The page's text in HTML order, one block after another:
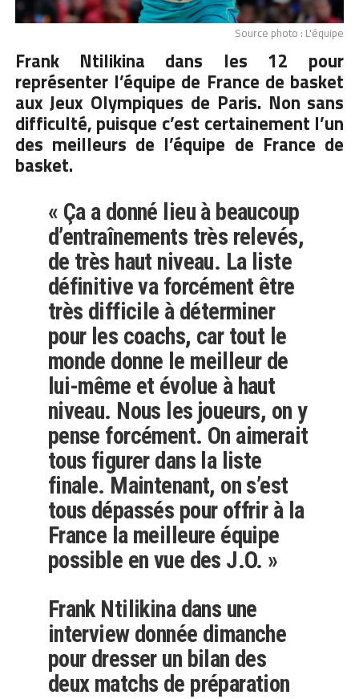
Source photo : L'équipe
Frank Ntilikina dans les 12 pour
représenter l’équipe de France de basket
aux Jeux Olympiques de Paris. Non sans
difficulté, puisque c’est certainement l’un
des meilleurs de l’équipe de France de
basket.
« Ça a donné lieu à beaucoup
d’entraînements très relevés,
de très haut niveau. La liste
définitive va forcément être
très difficile à déterminer
pour les coachs, car tout le
monde donne le meilleur de
lui-même et évolue à haut
niveau. Nous les joueurs, on y
pense forcément. On aimerait
tous figurer dans la liste
finale. Maintenant, on s’est
tous dépassés pour offrir à la
France la meilleure équipe
possible en vue des J.O. »
Frank Ntilikina dans une
interview donnée dimanche
pour dresser un bilan des
deux matchs de préparation